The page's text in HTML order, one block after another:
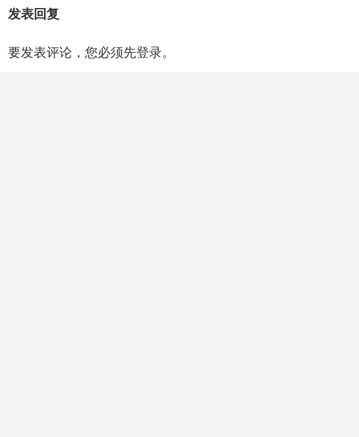
发表回复
要发表评论，您必须先登录。